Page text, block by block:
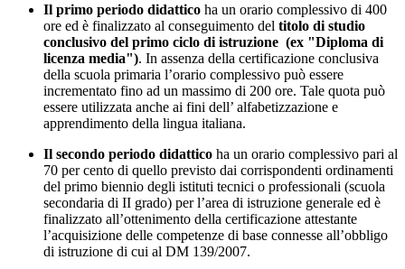
Il primo periodo didattico ha un orario complessivo di 400
ore ed è finalizzato al conseguimento del titolo di studio
conclusivo del primo ciclo di istruzione (ex "Diploma di
licenza media"). In assenza della certificazione conclusiva
della scuola primaria l’orario complessivo può essere
incrementato fino ad un massimo di 200 ore. Tale quota può
essere utilizzata anche ai fini dell’ alfabetizzazione e
apprendimento della lingua italiana.
Il secondo periodo didattico ha un orario complessivo pari al
70 per cento di quello previsto dai corrispondenti ordinamenti
del primo biennio degli istituti tecnici o professionali (scuola
secondaria di II grado) per l’area di istruzione generale ed è
finalizzato all’ottenimento della certificazione attestante
l’acquisizione delle competenze di base connesse all’obbligo
di istruzione di cui al DM 139/2007.